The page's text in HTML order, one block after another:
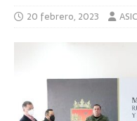
20 febrero, 2023